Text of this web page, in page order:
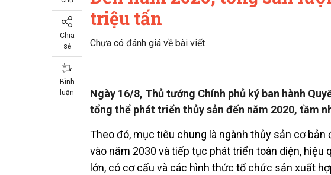
Chia
sẻ
Bình
luận
triệu tấn
Chưa có đánh giá về bài viết
Ngày 16/8, Thủ tướng Chính phủ ký ban hành
tổng thể phát triển thủy sản đến năm 2020, tầm
Theo đó, mục tiêu chung là ngành thủy sản cơ
vào năm 2030 và tiếp tục phát triển toàn diện, hiệu
lớn, có cơ cấu và các hình thức tổ chức sản xuất